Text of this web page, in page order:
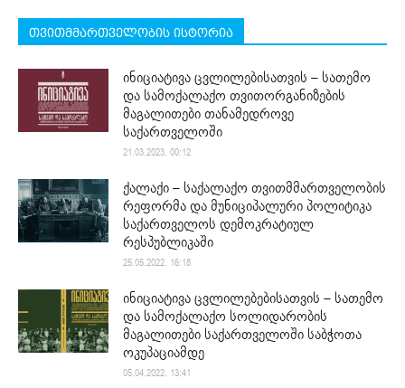
თვითმმართველობის ისტორია
ინიციატივა ცვლილებისათვის – სათემო
და სამოქალაქო თვითორგანიზების
მაგალითები თანამედროვე
საქართველოში
21.03.2023. 00:12
ქალაქი – საქალაქო თვითმმართველობის
რეფორმა და მუნიციპალური პოლიტიკა
საქართველოს დემოკრატიულ
რესპუბლიკაში
25.05.2022. 16:18
ინიციატივა ცვლილებებისათვის – სათემო
და სამოქალაქო სოლიდარობის
მაგალითები საქართველოში საბჭოთა
ოკუპაციამდე
05.04.2022. 13:41